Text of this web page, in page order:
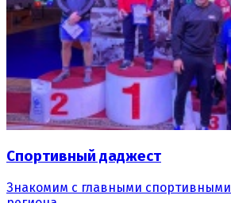
Спортивный даджест
Знакомим с главными